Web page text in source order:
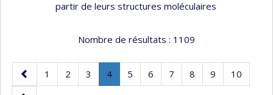
partir de leurs structures moléculaires
Nombre de résultats : 1109
Page
précédente
Page
1 Page
2 Page
3 Page
4.
Page
Page
5 Page
6 Page
7 Page
8 Page
9 Page
10